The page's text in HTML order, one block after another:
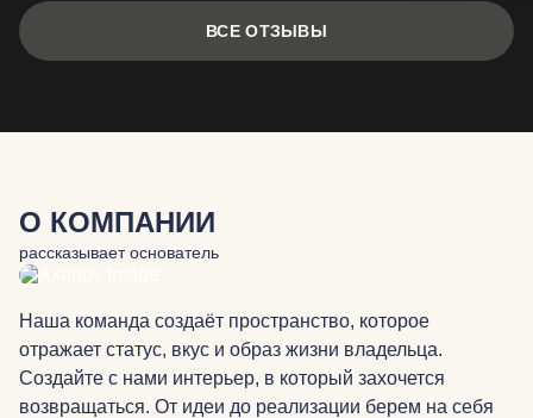
ВСЕ ОТЗЫВЫ
О КОМПАНИИ
рассказывает основатель
Наша команда создаёт пространство, которое
отражает статус, вкус и образ жизни владельца.
Создайте с нами интерьер, в который захочется
возвращаться. От идеи до реализации берем на себя